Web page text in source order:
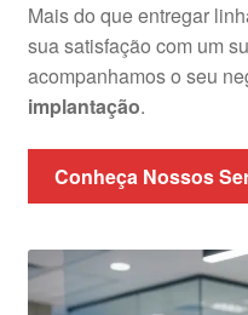
Mais do que entregar
sua satisfação com um
acompanhamos o seu
implantação.
Conheça Nossos